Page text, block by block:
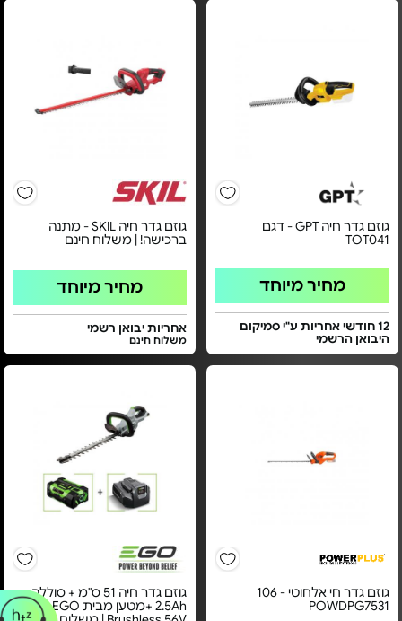
גוזם גדר חיה GPT - דגם
TOT041
מחיר מיוחד
12 חודשי אחריות ע"י סמיקום
היבואן הרשמי
גוזם גדר חיה SKIL - מתנה
ברכישה! | משלוח חינם
מחיר מיוחד
אחריות יבואן רשמי
משלוח חינם
גוזם גדר חי אלחוטי - 106
POWDPG7531
גוזם גדר חיה 51 ס"מ + סוללה
2.5Ah +מטען מבית EGO - דגם